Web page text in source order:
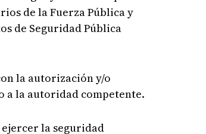
de la Fuerza Pública y
de Seguridad Pública
la autorización y/o
a la autoridad competente.
la seguridad